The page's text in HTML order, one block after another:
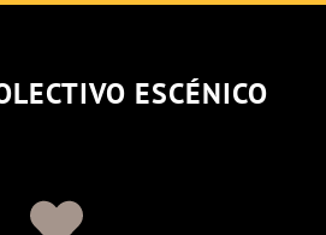
ESCÉNICO